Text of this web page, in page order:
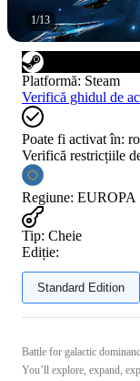
1/13
Platformă: Steam
Verifică ghidul de
Poate fi activat în:
Verifică restricțiile
Regiune: EUROPA
Tip: Cheie
Ediție:
Standard Edition
Battle for galactic
You’ll explore, expand,